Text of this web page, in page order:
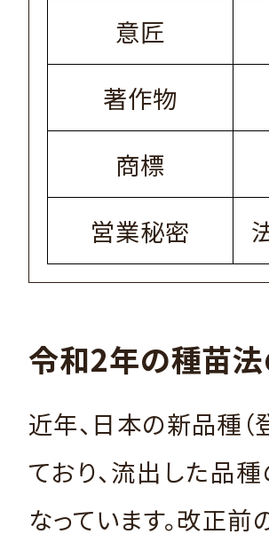
意匠
著作物
商標
営業秘密
令和2年の種苗
近年、日本の新品種
ており、流出した品
なっています。改正